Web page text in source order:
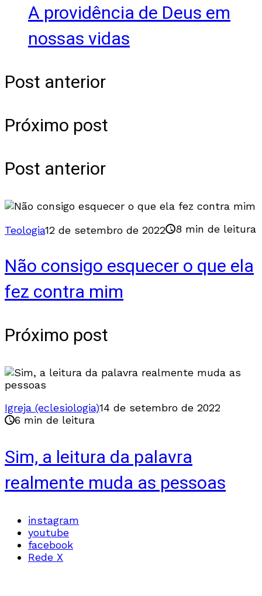
A providência de Deus em
nossas vidas
Post anterior
Próximo post
Post anterior
Teologia12 de setembro de 2022 8 min de leitura
Não consigo esquecer o que ela
fez contra mim
Próximo post
Igreja (eclesiologia)14 de setembro de 2022
6 min de leitura
Sim, a leitura da palavra
realmente muda as pessoas
instagram
youtube
facebook
Rede X